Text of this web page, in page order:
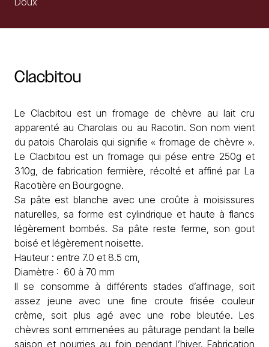
Clacbitou
Le Clacbitou est un fromage de chèvre au lait cru
apparenté au Charolais ou au Racotin. Son nom vient
du patois Charolais qui signifie « fromage de chèvre ».
Le Clacbitou est un fromage qui pése entre 250g et
310g, de fabrication fermière, récolté et affiné par La
Racotière en Bourgogne.
Sa pâte est blanche avec une croûte à moisissures
naturelles, sa forme est cylindrique et haute à flancs
légèrement bombés. Sa pâte reste ferme, son gout
boisé et légèrement noisette.
Hauteur : entre 7.0 et 8.5 cm,
Diamètre : 60 à 70 mm
Il se consomme à différents stades d’affinage, soit
assez jeune avec une fine croute frisée couleur
crème, soit plus agé avec une robe bleutée. Les
chèvres sont emmenées au pâturage pendant la belle
saison et nourries au foin pendant l’hiver. Fabrication